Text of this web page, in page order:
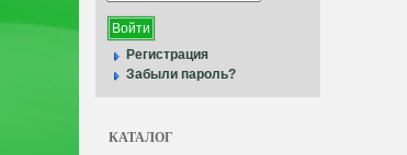
Регистрация
Забыли пароль?
КАТАЛОГ